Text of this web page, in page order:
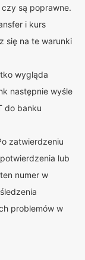
są poprawne.
i kurs
się na te warunki
wygląda
następnie wyśle
do banku
zatwierdzeniu
lub
numer w
problemów w